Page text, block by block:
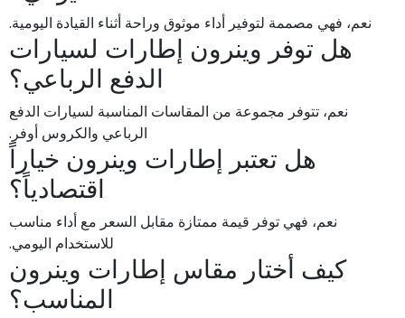
نعم، فهي مصممة لتوفير أداء موثوق وراحة أثناء القيادة اليومية.
هل توفر وينرون إطارات لسيارات
الدفع الرباعي؟
نعم، تتوفر مجموعة من المقاسات المناسبة لسيارات الدفع
الرباعي والكروس أوفر.
هل تعتبر إطارات وينرون خياراً
اقتصادياً؟
نعم، فهي توفر قيمة ممتازة مقابل السعر مع أداء مناسب
للاستخدام اليومي.
كيف أختار مقاس إطارات وينرون
المناسب؟